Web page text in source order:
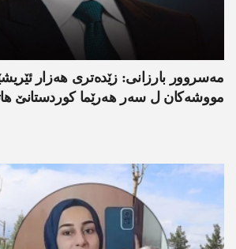
مەسروور بارزانی: زێدەتری ھەزار
مووشەکان ل سەر ھەرێما کوردستانێ